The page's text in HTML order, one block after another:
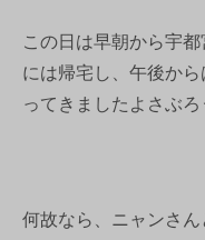
この日は早朝から宇
には帰宅し、午後か
ってきましたよさぶろ
何故なら、ニャンさん